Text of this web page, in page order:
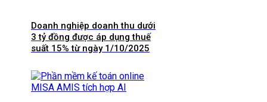
Doanh nghiệp doanh thu dưới
3 tỷ đồng được áp dụng thuế
suất 15% từ ngày 1/10/2025